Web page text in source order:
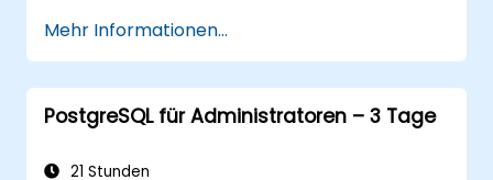
Einstellungen und setzen sich mit Lösungen
zur Lastverteilung sowie Verbindungs-Pooling
auseinander. Inbegriffen sind praktische
Übungen zur Replikation sowie Simulationen
Mehr Informationen...
PostgreSQL für Administratoren – 3 Tage
21 Stunden